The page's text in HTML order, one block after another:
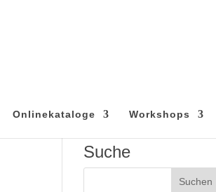
Onlinekataloge Workshops
Suche